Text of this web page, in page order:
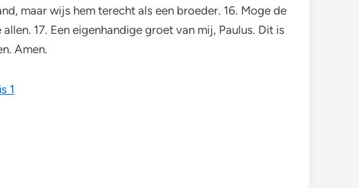
maar wijs hem terecht als een broeder. 16. Moge de
17. Een eigenhandige groet van mij, Paulus. Dit is
Amen.
1